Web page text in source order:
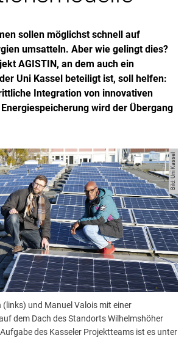
sollen möglichst schnell auf
umsatteln. Aber wie gelingt dies?
AGISTIN, an dem auch ein
Uni Kassel beteiligt ist, soll helfen:
Integration von innovativen
wird der Übergang
Bild: Uni Kassel
und Manuel Valois mit einer
dem Dach des Standorts Wilhelmshöher
des Kasseler Projektteams ist es unter